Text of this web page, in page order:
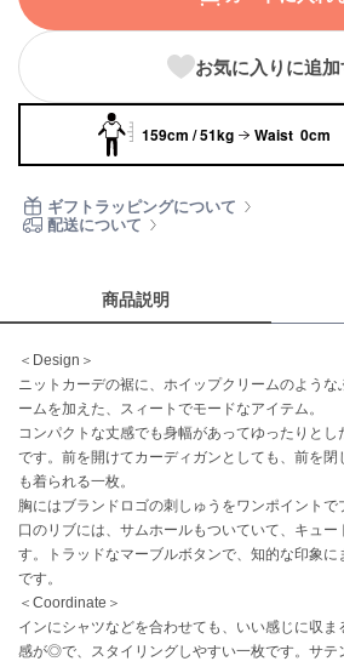
バブアー
Beyond Closet
ビヨンドクローゼット
Calvin Klein
CELFORD
セロン
Clarks Premium
クラークス
CODE A
コードエー
COLE HAAN
コール ハーン
CONVERSE
コンバース
お気に入りに追加
159cm / 51kg Waist 0cm
ギフトラッピングについて
配送について
商品説明
＜Design＞
ニットカーデの裾に、ホイップクリームのような
ームを加えた、スィートでモードなアイテム。
コンパクトな丈感でも身幅があってゆったりとし
です。前を開けてカーディガンとしても、前を閉
も着られる一枚。
胸にはブランドロゴの刺しゅうをワンポイント
口のリブには、サムホールもついていて、キュー
す。トラッドなマーブルボタンで、知的な印象に
です。
＜Coordinate＞
インにシャツなどを合わせても、いい感じに収
感が◎で、スタイリングしやすい一枚です。サテ